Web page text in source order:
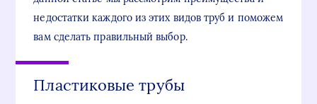
недостатки каждого из этих видов труб и поможем
вам сделать правильный выбор.
Пластиковые трубы